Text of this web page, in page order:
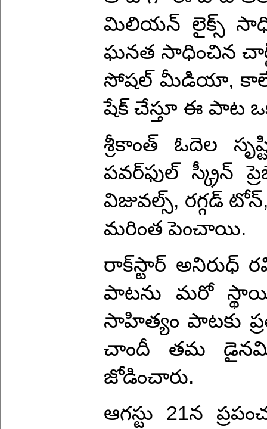
మిలియన్ లైక్స్
ఘనత సాధించిన
సోషల్ మీడియా, కాలేజ్
షేక్ చేస్తూ ఈ పాట
శ్రీకాంత్ ఓదెల
పవర్‌ఫుల్ స్క్రీన్
విజువల్స్, రగ్గడ్
మరింత పెంచాయి.
రాక్‌స్టార్ అనిరుధ్
పాటను మరో
సాహిత్యం పాటకు
చాందీ తమ
జోడించారు.
ఆగస్టు 21న